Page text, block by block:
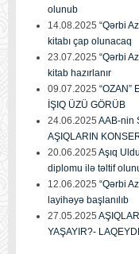
olunub
14.08.2025 “Qərbi
kitabı çap olunacaq
23.07.2025 “Qərbi
kitab hazırlanır
09.07.2025 “OZAN”
İŞIQ ÜZÜ GÖRÜB
24.06.2025 AAB-nin
AŞIQLARIN
20.06.2025 Aşıq
diplomu ilə təltif
12.06.2025 “Qərbi
layihəyə başlanılıb
27.05.2025
YAŞAYIR?-